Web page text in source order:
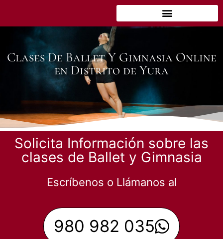
Clases De Ballet Y Gimnasia Online
en Distrito de Yura
Solicita Información sobre las
clases de Ballet y Gimnasia
Escríbenos o Llámanos al
980 982 035